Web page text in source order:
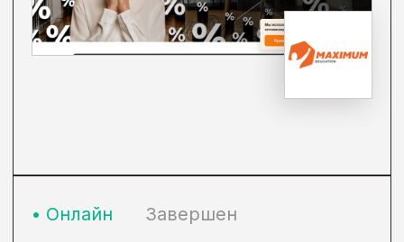
Формат
Просветительский проект
Категория